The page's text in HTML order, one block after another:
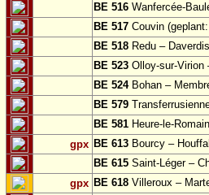
BE 516 Wanfercée-
BE 517 Couvin
BE 518 Redu –
BE 523 Olloy-sur-Virion
BE 524Bohan –
BE 579
BE 581 Heure-le-
gpx BE 613 Bourcy –
BE 615 Saint-Léger –
gpx BE 618 Villeroux –